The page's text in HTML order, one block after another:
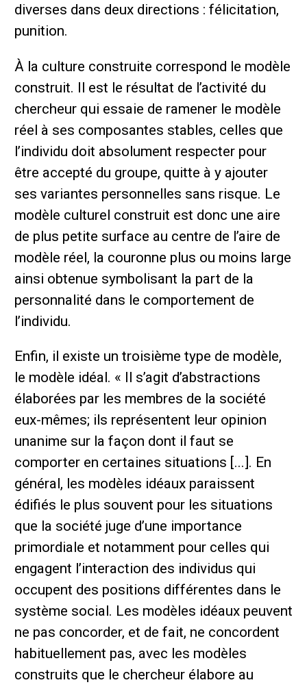
diverses dans deux directions : félicitation,
punition.
À la culture construite correspond le modèle
construit. Il est le résultat de l’activité du
chercheur qui essaie de ramener le modèle
réel à ses composantes stables, celles que
l’individu doit absolument respecter pour
être accepté du groupe, quitte à y ajouter
ses variantes personnelles sans risque. Le
modèle culturel construit est donc une aire
de plus petite surface au centre de l’aire de
modèle réel, la couronne plus ou moins large
ainsi obtenue symbolisant la part de la
personnalité dans le comportement de
l’individu.
Enfin, il existe un troisième type de modèle,
le modèle idéal. « Il s’agit d’abstractions
élaborées par les membres de la société
eux-mêmes; ils représentent leur opinion
unanime sur la façon dont il faut se
comporter en certaines situations [...]. En
général, les modèles idéaux paraissent
édifiés le plus souvent pour les situations
que la société juge d’une importance
primordiale et notamment pour celles qui
engagent l’interaction des individus qui
occupent des positions différentes dans le
système social. Les modèles idéaux peuvent
ne pas concorder, et de fait, ne concordent
habituellement pas, avec les modèles
construits que le chercheur élabore au